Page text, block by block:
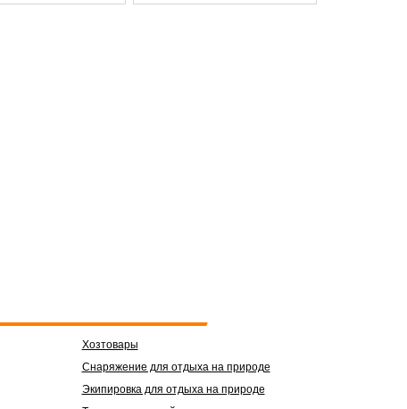
Хозтовары
Снаряжение для отдыха на природе
Экипировка для отдыха на природе